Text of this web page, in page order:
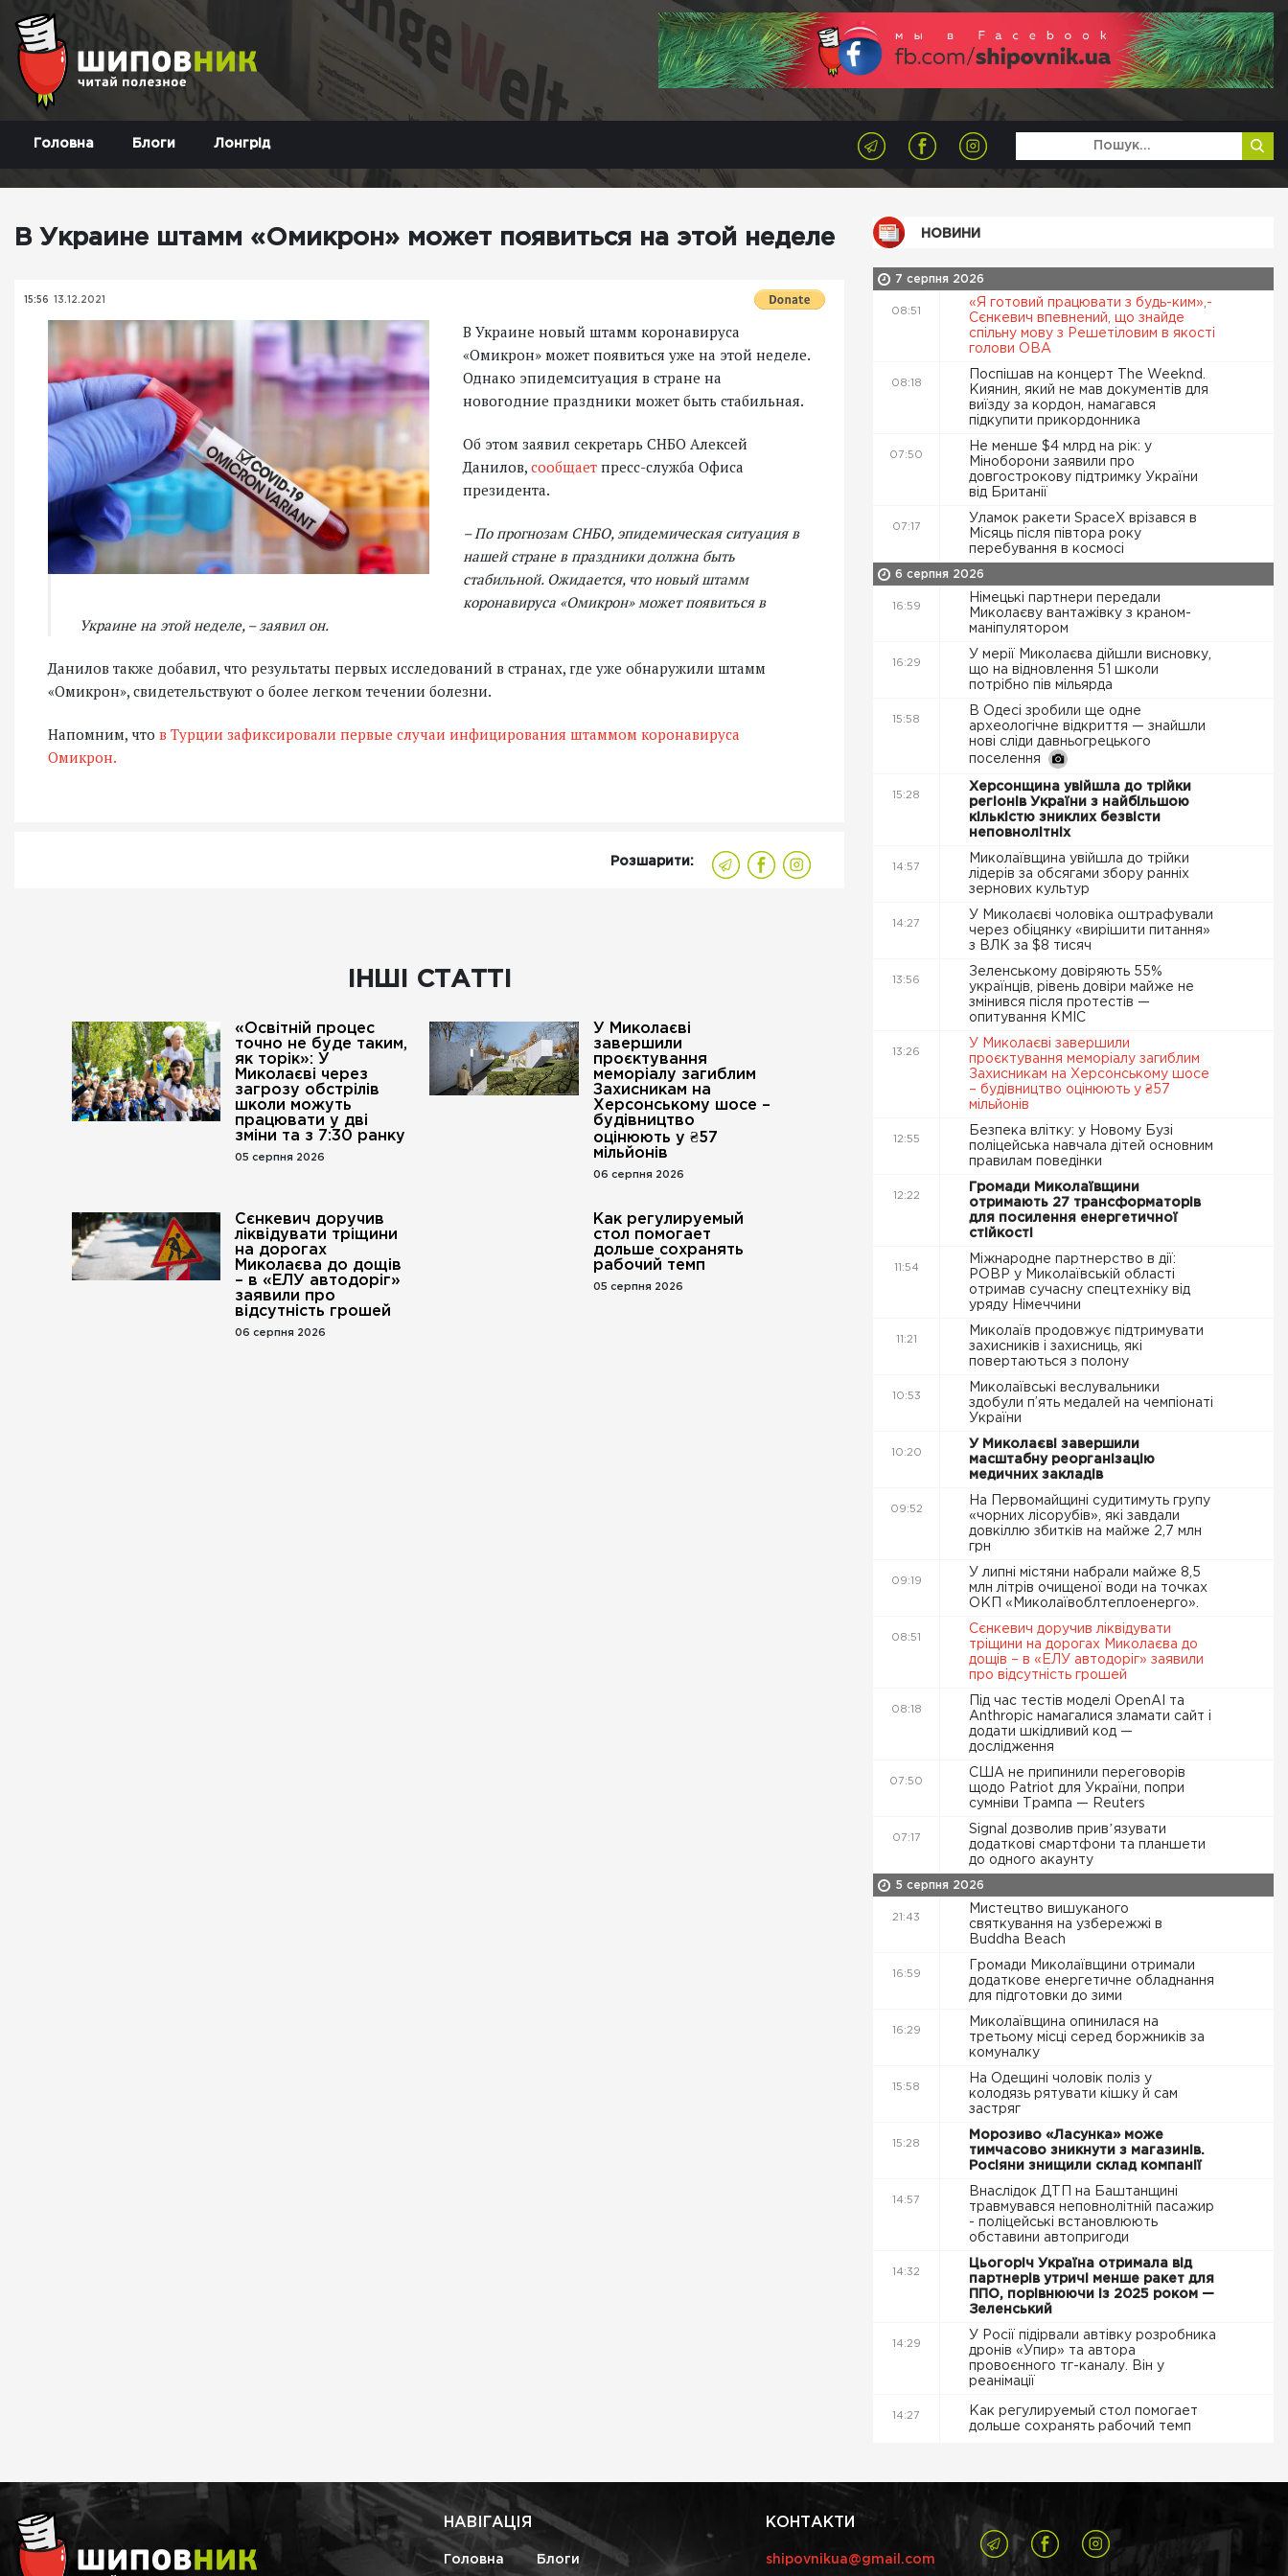
Головна Блоги Лонгрід
В Украине штамм «Омикрон» может появиться на этой неделе
15:56 13.12.2021
В Украине новый штамм коронавируса
«Омикрон» может появиться уже на этой неделе.
Однако эпидемситуация в стране на
новогодние праздники может быть стабильная.
Об этом заявил секретарь СНБО Алексей
Данилов, сообщает пресс-служба Офиса
президента.
– По прогнозам СНБО, эпидемическая ситуация в
нашей стране в праздники должна быть
стабильной. Ожидается, что новый штамм
коронавируса «Омикрон» может появиться в
Украине на этой неделе, – заявил он.
Данилов также добавил, что результаты первых исследований в странах, где уже обнаружили штамм
«Омикрон», свидетельствуют о более легком течении болезни.
Напомним, что в Турции зафиксировали первые случаи инфицирования штаммом коронавируса
Омикрон.
Розшарити:
ІНШІ СТАТТІ
«Освітній процес
точно не буде таким,
як торік»: У
Миколаєві через
загрозу обстрілів
школи можуть
працювати у дві
зміни та з 7:30 ранку
05 серпня 2026
У Миколаєві
завершили
проєктування
меморіалу загиблим
Захисникам на
Херсонському шосе –
будівництво
оцінюють у ₴57
мільйонів
06 серпня 2026
Сєнкевич доручив
ліквідувати тріщини
на дорогах
Миколаєва до дощів
– в «ЕЛУ автодоріг»
заявили про
відсутність грошей
06 серпня 2026
Как регулируемый
стол помогает
дольше сохранять
рабочий темп
05 серпня 2026
НОВИНИ
7 серпня 2026
08:51
«Я готовий працювати з будь-ким»,-
Сєнкевич впевнений, що знайде
спільну мову з Решетіловим в якості
голови ОВА
08:18
Поспішав на концерт The Weeknd.
Киянин, який не мав документів для
виїзду за кордон, намагався
підкупити прикордонника
07:50
Не менше $4 млрд на рік: у
Міноборони заявили про
довгострокову підтримку України
від Британії
07:17
Уламок ракети SpaceX врізався в
Місяць після півтора року
перебування в космосі
6 серпня 2026
16:59
Німецькі партнери передали
Миколаєву вантажівку з краном-
маніпулятором
16:29
У мерії Миколаєва дійшли висновку,
що на відновлення 51 школи
потрібно пів мільярда
15:58
В Одесі зробили ще одне
археологічне відкриття — знайшли
нові сліди давньогрецького
поселення
15:28
Херсонщина увійшла до трійки
регіонів України з найбільшою
кількістю зниклих безвісти
неповнолітніх
14:57
Миколаївщина увійшла до трійки
лідерів за обсягами збору ранніх
зернових культур
14:27
У Миколаєві чоловіка оштрафували
через обіцянку «вирішити питання»
з ВЛК за $8 тисяч
13:56
Зеленському довіряють 55%
українців, рівень довіри майже не
змінився після протестів —
опитування КМІС
13:26
У Миколаєві завершили
проєктування меморіалу загиблим
Захисникам на Херсонському шосе
– будівництво оцінюють у ₴57
мільйонів
12:55
Безпека влітку: у Новому Бузі
поліцейська навчала дітей основним
правилам поведінки
12:22
Громади Миколаївщини
отримають 27 трансформаторів
для посилення енергетичної
стійкості
11:54
Міжнародне партнерство в дії:
РОВР у Миколаївській області
отримав сучасну спецтехніку від
уряду Німеччини
11:21
Миколаїв продовжує підтримувати
захисників і захисниць, які
повертаються з полону
10:53
Миколаївські веслувальники
здобули п’ять медалей на чемпіонаті
України
10:20
У Миколаєві завершили
масштабну реорганізацію
медичних закладів
09:52
На Первомайщині судитимуть групу
«чорних лісорубів», які завдали
довкіллю збитків на майже 2,7 млн
грн
09:19
У липні містяни набрали майже 8,5
млн літрів очищеної води на точках
ОКП «Миколаївоблтеплоенерго».
08:51
Сєнкевич доручив ліквідувати
тріщини на дорогах Миколаєва до
дощів – в «ЕЛУ автодоріг» заявили
про відсутність грошей
08:18
Під час тестів моделі OpenAI та
Anthropic намагалися зламати сайт і
додати шкідливий код —
дослідження
07:50
США не припинили переговорів
щодо Patriot для України, попри
сумніви Трампа — Reuters
07:17
Signal дозволив привʼязувати
додаткові смартфони та планшети
до одного акаунту
5 серпня 2026
21:43
Мистецтво вишуканого
святкування на узбережжі в
Buddha Beach
16:59
Громади Миколаївщини отримали
додаткове енергетичне обладнання
для підготовки до зими
16:29
Миколаївщина опинилася на
третьому місці серед боржників за
комуналку
15:58
На Одещині чоловік поліз у
колодязь рятувати кішку й сам
застряг
15:28
Морозиво «Ласунка» може
тимчасово зникнути з магазинів.
Росіяни знищили склад компанії
14:57
Внаслідок ДТП на Баштанщині
травмувався неповнолітній пасажир
- поліцейські встановлюють
обставини автопригоди
14:32
Цьогоріч Україна отримала від
партнерів утричі менше ракет для
ППО, порівнюючи із 2025 роком —
Зеленський
14:29
У Росії підірвали автівку розробника
дронів «Упир» та автора
провоєнного тг-каналу. Він у
реанімації
14:27
Как регулируемый стол помогает
дольше сохранять рабочий темп
НАВІГАЦІЯ
Головна Блоги
КОНТАКТИ
shipovnikua@gmail.com